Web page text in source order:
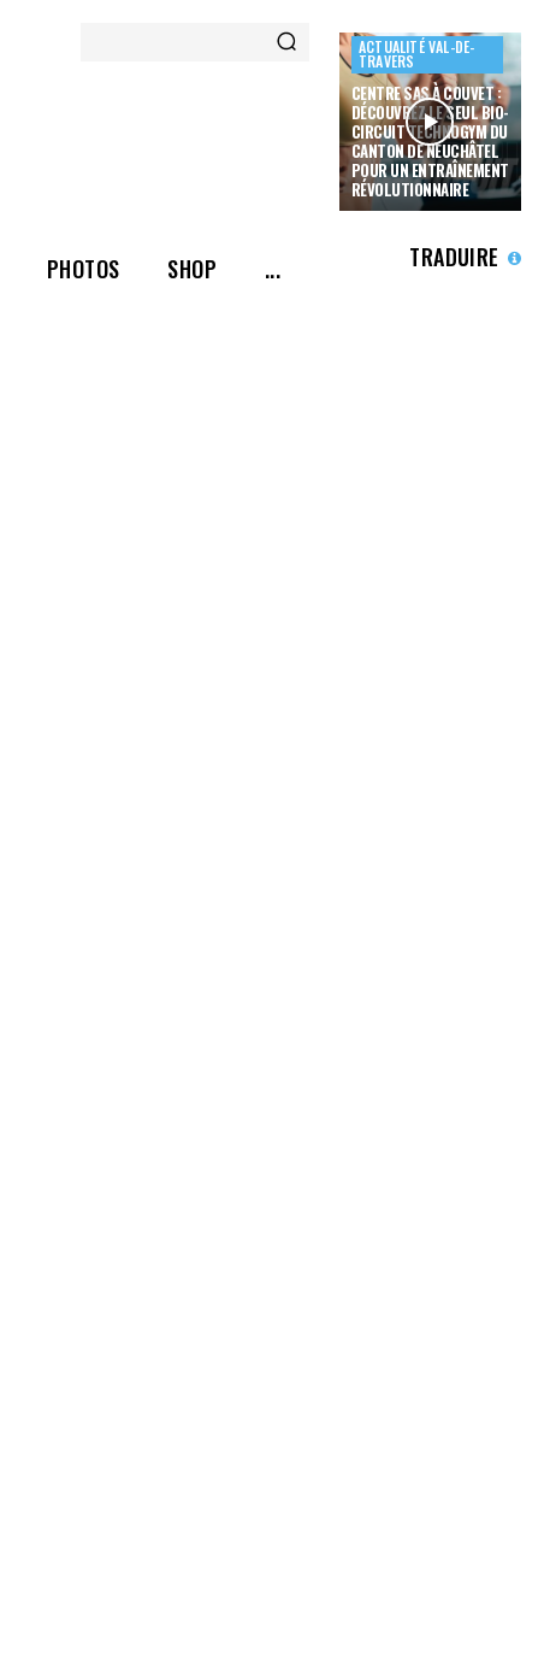
ACTUALITÉ VAL-DE-
TRAVERS
CENTRE SAS À COUVET :
DÉCOUVREZ LE SEUL BIO-
CIRCUIT TECHNOGYM DU
CANTON DE NEUCHÂTEL
POUR UN ENTRAÎNEMENT
RÉVOLUTIONNAIRE
PHOTOS SHOP ... TRADUIRE